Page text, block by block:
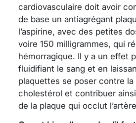
cardiovasculaire doit avoir
de base un antiagrégant
l’aspirine, avec des petites
voire 150 milligrammes, qui
hémorragique. Il y a un effet
fluidifiant le sang et en
plaquettes se poser contre la
cholestérol et contribuer ainsi
de la plaque qui occlut